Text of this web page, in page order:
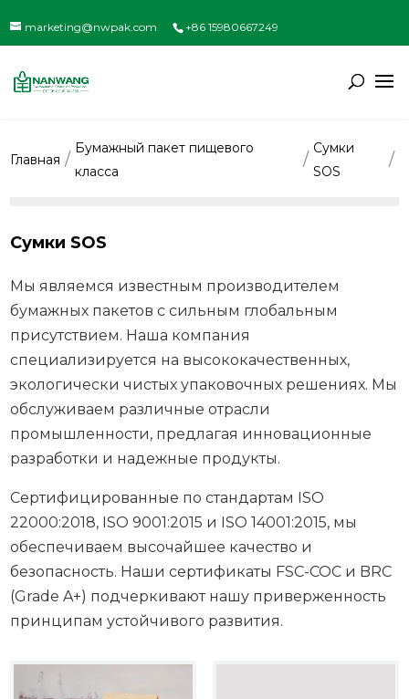
marketing@nwpak.com +86 15980667249
Главная
Бумажный пакет пищевого
класса
Сумки
SOS
Сумки SOS
Мы являемся известным производителем
бумажных пакетов с сильным глобальным
присутствием. Наша компания
специализируется на высококачественных,
экологически чистых упаковочных решениях. Мы
обслуживаем различные отрасли
промышленности, предлагая инновационные
разработки и надежные продукты.
Сертифицированные по стандартам ISO
22000:2018, ISO 9001:2015 и ISO 14001:2015, мы
обеспечиваем высочайшее качество и
безопасность. Наши сертификаты FSC-COC и BRC
(Grade A+) подчеркивают нашу приверженность
принципам устойчивого развития.